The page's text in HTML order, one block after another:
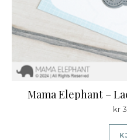
Mama Elephant –
kr